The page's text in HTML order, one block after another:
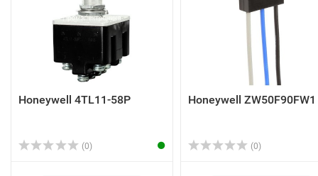
Honeywell 4TL11-58P
(0)
Honeywell ZW50F90FW1
(0)